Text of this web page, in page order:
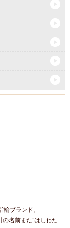
ブランド。
名前また”はしわた